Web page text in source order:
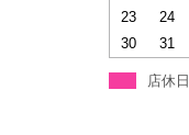
23
24
30
31
店休日